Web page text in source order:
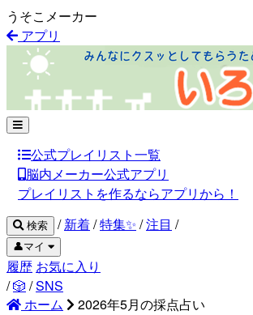
うそこメーカー
アプリ
公式プレイリスト一覧
脳内メーカー公式アプリ
プレイリストを作るならアプリから！
検索 / 新着/特集✨ /注目 /
👤マイ
履歴 お気に入り
/🎲 /SNS
ホーム
2026年5月の採点占い